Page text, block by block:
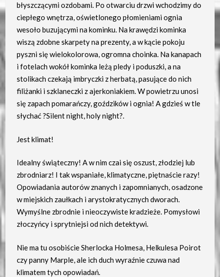
błyszczącymi ozdobami. Po otwarciu drzwi wchodzimy do
ciepłego wnętrza, oświetlonego płomieniami ognia
wesoło buzującymi na kominku. Na krawędzi kominka
wiszą zdobne skarpety na prezenty, a w kącie pokoju
pyszni się wielokolorowa, ogromna choinka. Na kanapach
i fotelach wokół kominka leżą pledy i poduszki, a na
stolikach czekają imbryczki z herbatą, pasujące do nich
filiżanki i szklaneczki z ajerkoniakiem. W powietrzu unosi
się zapach pomarańczy, goździków i ognia! A gdzieś w tle
słychać ?Silent night, holy night?.
Jest klimat!
Idealny świąteczny! A w nim czai się oszust, złodziej lub
zbrodniarz! I tak wspaniałe, klimatyczne, piętnaście razy!
Opowiadania autorów znanych i zapomnianych, osadzone
w miejskich zaułkach i arystokratycznych dworach.
Wymyślne zbrodnie i nieoczywiste kradzieże. Pomysłowi
złoczyńcy i sprytniejsi od nich detektywi.
Nie ma tu osobiście Sherlocka Holmesa, Helkulesa Poirot
czy panny Marple, ale ich duch wyraźnie czuwa nad
klimatem tych opowiadań.